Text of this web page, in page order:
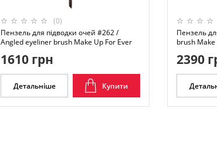
(0)
Пензель для підводки очей #262 /
Angled eyeliner brush Make Up For Ever
1610 грн
Детальніше Купити
Пензель
brush Make
2390